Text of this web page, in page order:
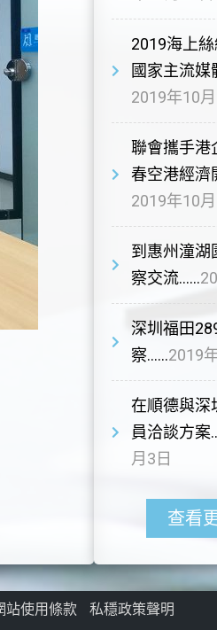
2019海上
國家主流
2019年10
聯會攜手港
春空港經
2019年10
到惠州潼湖
察交流……
深圳福田
察……2019
在順德與深
員洽談方案
月3日
查看
站使用條款 私穩政策聲明